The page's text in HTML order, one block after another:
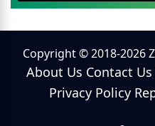
Copyright © 2018-2026
About Us Contact Us
Privacy Policy